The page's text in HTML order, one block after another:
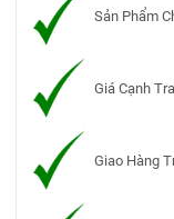
Sản Phẩm
Giá Cạnh
Giao Hàng